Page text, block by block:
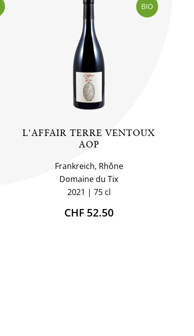
BIO
L'AFFAIR TERRE VENTOUX
AOP
Frankreich, Rhône
Domaine du Tix
2021
75 cl
CHF 52.50